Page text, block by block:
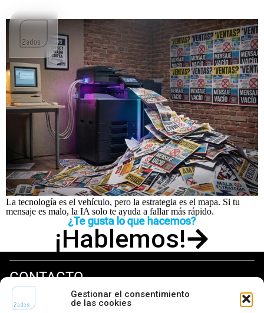
Gestionar el consentimiento
de las cookies
equivocarte más rápido
La tecnología es el vehículo, pero la estrategia es el mapa. Si tu
mensaje es malo, la IA solo te ayuda a fallar más rápido.
¿Te gusta lo que hacemos?
¡Hablemos!
CONTACTO
Llámanos al
+34 945 148
442
¿Quieres unirte al